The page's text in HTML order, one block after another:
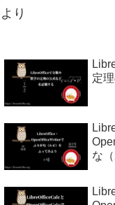
より
定
な